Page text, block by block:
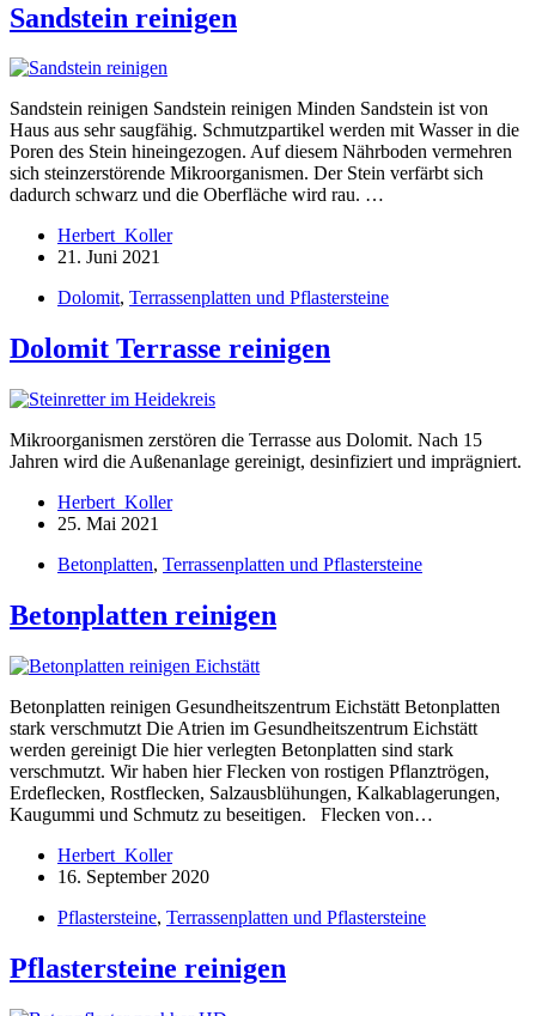
Sandstein reinigen
Sandstein reinigen Sandstein reinigen Minden Sandstein ist von
Haus aus sehr saugfähig. Schmutzpartikel werden mit Wasser in die
Poren des Stein hineingezogen. Auf diesem Nährboden vermehren
sich steinzerstörende Mikroorganismen. Der Stein verfärbt sich
dadurch schwarz und die Oberfläche wird rau. …
Herbert_Koller
21. Juni 2021
Dolomit, Terrassenplatten und Pflastersteine
Dolomit Terrasse reinigen
Mikroorganismen zerstören die Terrasse aus Dolomit. Nach 15
Jahren wird die Außenanlage gereinigt, desinfiziert und imprägniert.
Herbert_Koller
25. Mai 2021
Betonplatten, Terrassenplatten und Pflastersteine
Betonplatten reinigen
Betonplatten reinigen Gesundheitszentrum Eichstätt Betonplatten
stark verschmutzt Die Atrien im Gesundheitszentrum Eichstätt
werden gereinigt Die hier verlegten Betonplatten sind stark
verschmutzt. Wir haben hier Flecken von rostigen Pflanztrögen,
Erdeflecken, Rostflecken, Salzausblühungen, Kalkablagerungen,
Kaugummi und Schmutz zu beseitigen. Flecken von…
Herbert_Koller
16. September 2020
Pflastersteine, Terrassenplatten und Pflastersteine
Pflastersteine reinigen